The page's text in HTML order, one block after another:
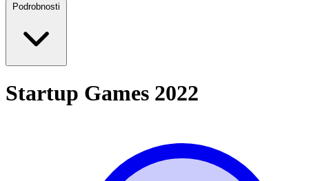
Podrobnosti
Startup Games 2022